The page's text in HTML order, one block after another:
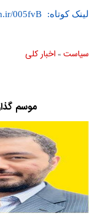
لینک کوتاه:
سیاست » اخبار کلی
موسم